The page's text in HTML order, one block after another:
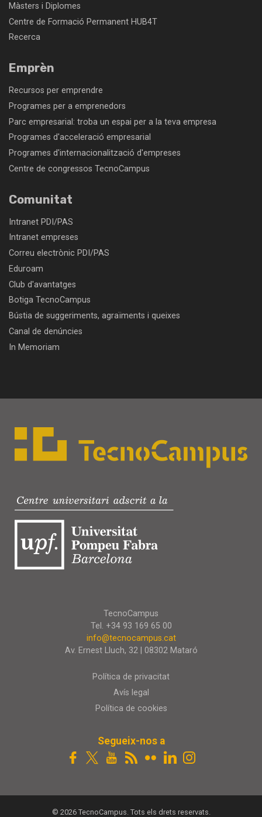
Màsters i Diplomes
Centre de Formació Permanent HUB4T
Recerca
Emprèn
Recursos per emprendre
Programes per a emprenedors
Parc empresarial: troba un espai per a la teva empresa
Programes d'acceleració empresarial
Programes d'internacionalització d'empreses
Centre de congressos TecnoCampus
Comunitat
Intranet PDI/PAS
Intranet empreses
Correu electrònic PDI/PAS
Eduroam
Club d'avantatges
Botiga TecnoCampus
Bústia de suggeriments, agraïments i queixes
Canal de denúncies
In Memoriam
TecnoCampus
Tel. +34 93 169 65 00
info@tecnocampus.cat
Av. Ernest Lluch, 32 | 08302 Mataró
Política de privacitat
Avís legal
Política de cookies
Segueix-nos a
© 2026 TecnoCampus. Tots els drets reservats.